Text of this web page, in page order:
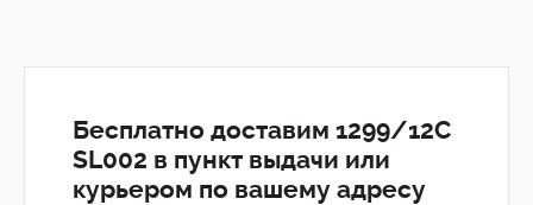
Бесплатно доставим 1299/12C
SL002 в пункт выдачи или
курьером по вашему адресу